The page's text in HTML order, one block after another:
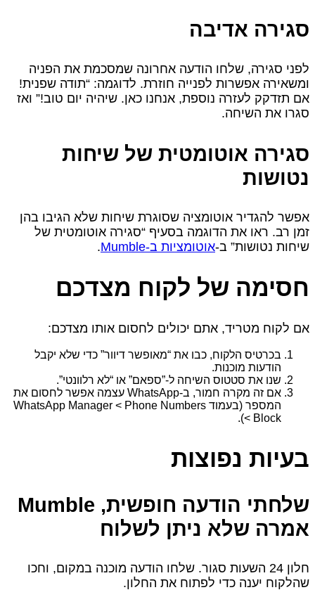
סגירה אדיבה
לפני סגירה, שלחו הודעה אחרונה שמסכמת את הפניה
ומשאירה אפשרות לפנייה חוזרת. לדוגמה: “תודה שפנית!
אם תזדקק לעזרה נוספת, אנחנו כאן. שיהיה יום טוב!” ואז
סגרו את השיחה.
סגירה אוטומטית של שיחות
נטושות
אפשר להגדיר אוטומציה שסוגרת שיחות שלא הגיבו בהן
זמן רב. ראו את הדוגמה בסעיף “סגירה אוטומטית של
שיחות נטושות” ב‑אוטומציות ב‑Mumble .
חסימה של לקוח מצדכם
אם לקוח מטריד, אתם יכולים לחסום אותו מצדכם:
בכרטיס הלקוח, כבו את “מאופשר דיוור” כדי שלא יקבל
הודעות מוכנות.
שנו את סטטוס השיחה ל‑”ספאם” או “לא רלוונטי”.
אם זה מקרה חמור, ב‑WhatsApp עצמה אפשר לחסום את
המספר (בעמוד WhatsApp Manager < Phone Numbers
< Block).
בעיות נפוצות
שלחתי הודעה חופשית, Mumble
אמרה שלא ניתן לשלוח
חלון 24 השעות סגור. שלחו הודעה מוכנה במקום, וחכו
שהלקוח יענה כדי לפתוח את החלון.